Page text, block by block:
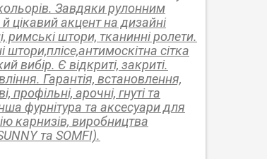
Завдяки рулонним
цікавий акцент на дизайні
римські штори, тканинні ролети.
сітка
вибір. Є відкриті, закриті.
Гарантія, встановлення,
арочні, гнуті та
фурнітура та аксесуари для
карнизів, виробництва
та SOMFI).